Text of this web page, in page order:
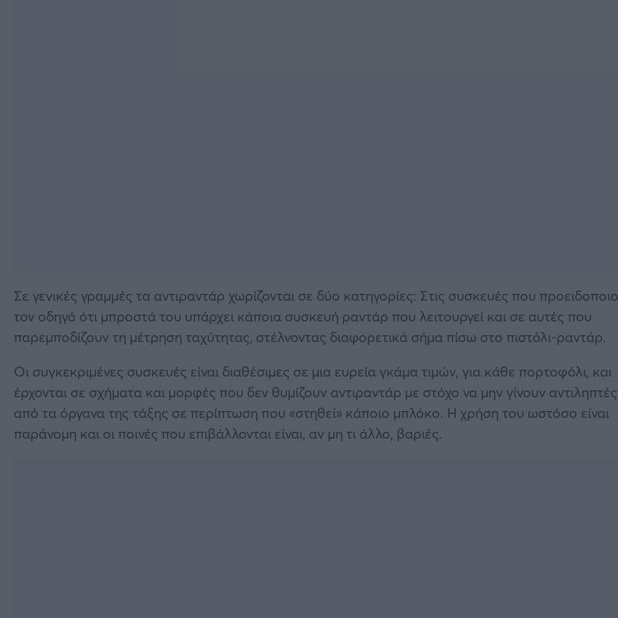
Σε γενικές γραμμές τα αντιραντάρ χωρίζονται σε δύο κατηγορίες: Στις συσκευές που
τον οδηγό ότι μπροστά του υπάρχει κάποια συσκευή ραντάρ που λειτουργεί και σε αυτές που
παρεμποδίζουν τη μέτρηση ταχύτητας, στέλνοντας διαφορετικά σήμα πίσω στο πιστόλι-ραντάρ.
Οι συγκεκριμένες συσκευές είναι διαθέσιμες σε μια ευρεία γκάμα τιμών, για κάθε πορτοφόλι, και
έρχονται σε σχήματα και μορφές που δεν θυμίζουν αντιραντάρ με στόχο να μην γίνουν αντιληπτές
από τα όργανα της τάξης σε περίπτωση που «στηθεί» κάποιο μπλόκο. Η χρήση του ωστόσο είναι
παράνομη και οι ποινές που επιβάλλονται είναι, αν μη τι άλλο, βαριές.